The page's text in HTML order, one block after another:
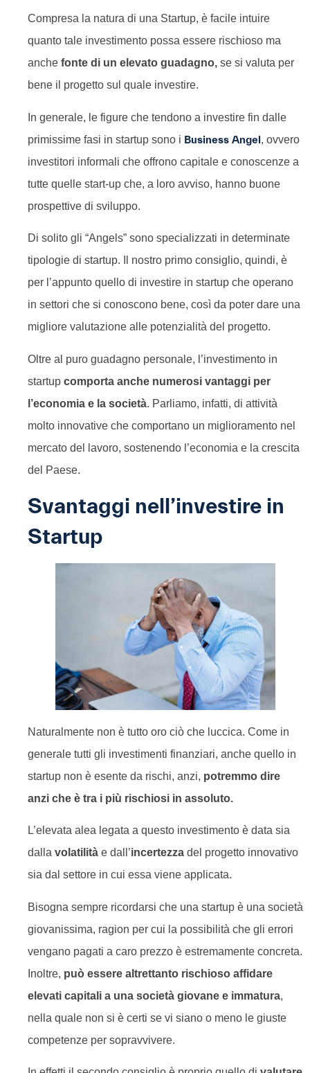
Compresa la natura di una Startup, è facile intuire
quanto tale investimento possa essere rischioso ma
anche fonte di un elevato guadagno, se si valuta per
bene il progetto sul quale investire.
In generale, le figure che tendono a investire fin dalle
primissime fasi in startup sono i Business Angel, ovvero
investitori informali che offrono capitale e conoscenze a
tutte quelle start-up che, a loro avviso, hanno buone
prospettive di sviluppo.
Di solito gli “Angels” sono specializzati in determinate
tipologie di startup. Il nostro primo consiglio, quindi, è
per l’appunto quello di investire in startup che operano
in settori che si conoscono bene, così da poter dare una
migliore valutazione alle potenzialità del progetto.
Oltre al puro guadagno personale, l’investimento in
startup comporta anche numerosi vantaggi per
l’economia e la società. Parliamo, infatti, di attività
molto innovative che comportano un miglioramento nel
mercato del lavoro, sostenendo l’economia e la crescita
del Paese.
Svantaggi nell’investire in
Startup
Naturalmente non è tutto oro ciò che luccica. Come in
generale tutti gli investimenti finanziari, anche quello in
startup non è esente da rischi, anzi, potremmo dire
anzi che è tra i più rischiosi in assoluto.
L’elevata alea legata a questo investimento è data sia
dalla volatilità e dall’incertezza del progetto innovativo
sia dal settore in cui essa viene applicata.
Bisogna sempre ricordarsi che una startup è una società
giovanissima, ragion per cui la possibilità che gli errori
vengano pagati a caro prezzo è estremamente concreta.
Inoltre, può essere altrettanto rischioso affidare
elevati capitali a una società giovane e immatura,
nella quale non si è certi se vi siano o meno le giuste
competenze per sopravvivere.